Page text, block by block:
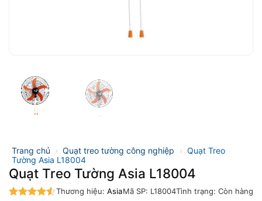
Trang chủ › Quạt treo tường công nghiệp › Quạt Treo
Tường Asia L18004
Quạt Treo Tường Asia L18004
Thương hiệu:AsiaMã SP: L18004Tình trạng: Còn hàng